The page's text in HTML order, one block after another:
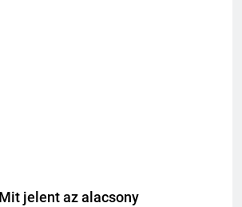
Mit jelent az alacsony